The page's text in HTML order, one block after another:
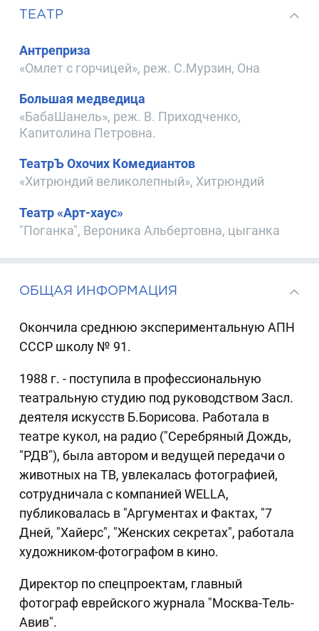
ТЕАТР
Антреприза
«Омлет с горчицей», реж. С.Мурзин, Она
Большая медведица
«БабаШанель», реж. В. Приходченко,
Капитолина Петровна.
ТеатрЪ Охочих Комедиантов
«Хитрюндий великолепный», Хитрюндий
Театр «Арт-хаус»
"Поганка", Вероника Альбертовна, цыганка
ОБЩАЯ ИНФОРМАЦИЯ
Окончила среднюю экспериментальную АПН
СССР школу № 91.
1988 г. - поступила в профессиональную
театральную студию под руководством Засл.
деятеля искусств Б.Борисова. Работала в
театре кукол, на радио ("Серебряный Дождь,
"РДВ"), была автором и ведущей передачи о
животных на ТВ, увлекалась фотографией,
сотрудничала с компанией WELLA,
публиковалась в "Аргументах и Фактах, "7
Дней, "Хайерс", "Женских секретах", работала
художником-фотографом в кино.
Директор по спецпроектам, главный
фотограф еврейского журнала "Москва-Тель-
Авив".